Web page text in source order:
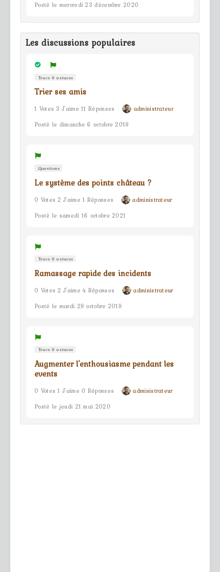
Posté le mercredi 23 décembre 2020
Les discussions populaires
Trucs & astuces
Trier ses amis
1 Votes 3 J'aime 11 Réponses
administrateur
Posté le dimanche 6 octobre 2019
Questions
Le système des points château ?
0 Votes 2 J'aime 1 Réponses
administrateur
Posté le samedi 16 octobre 2021
Trucs & astuces
Ramassage rapide des incidents
0 Votes 2 J'aime 4 Réponses
administrateur
Posté le mardi 29 octobre 2019
Trucs & astuces
Augmenter l'enthousiasme pendant les
events
0 Votes 1 J'aime 0 Réponses
administrateur
Posté le jeudi 21 mai 2020